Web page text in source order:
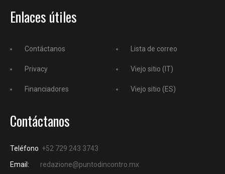
Enlaces útiles
Contáctanos
Privacy
Financiadores
Lista de correo
Viejo sitio (IT)
Viejo sitio (ES)
Contáctanos
Teléfono +52 729 243 3743
Email:
redazione@puntodincontro.mx